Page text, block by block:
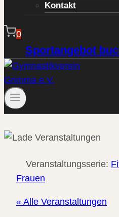
Kontakt
0
Sportangebot
Veranstaltungsserie:
Frauen
« Alle Veranstaltungen